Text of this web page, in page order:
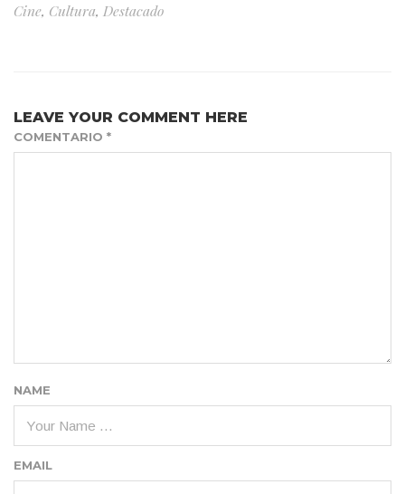
Cine, Cultura, Destacado
LEAVE YOUR COMMENT HERE
COMENTARIO *
NAME
EMAIL